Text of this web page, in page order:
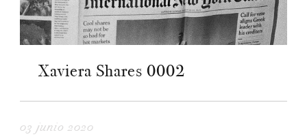
Xaviera Shares 0002
03 junio 2020